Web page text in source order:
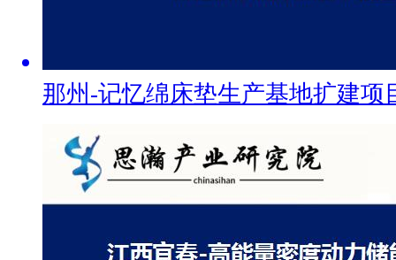
那州-记忆绵床垫生产基地扩建项